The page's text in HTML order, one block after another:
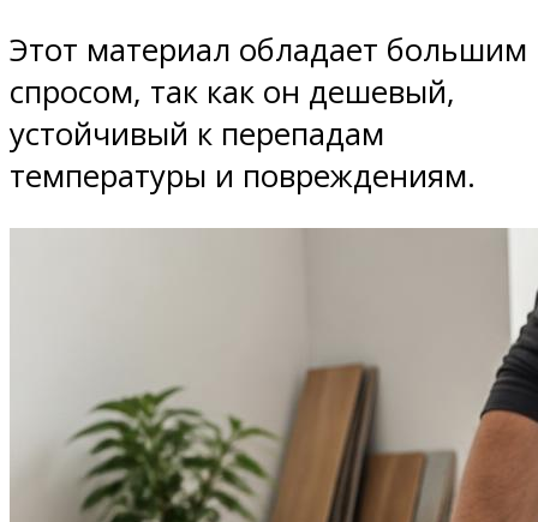
Этот материал обладает большим
спросом, так как он дешевый,
устойчивый к перепадам
температуры и повреждениям.